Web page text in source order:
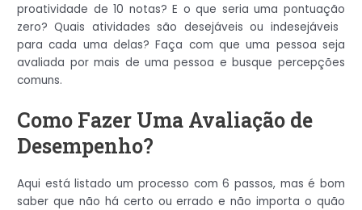
proatividade de 10 notas? E o que seria uma pontuação
zero? Quais atividades são desejáveis ​​ou indesejáveis ​​
para cada uma delas? Faça com que uma pessoa seja
avaliada por mais de uma pessoa e busque percepções
comuns.
Como Fazer Uma Avaliação de
Desempenho?
Aqui está listado um processo com 6 passos, mas é bom
saber que não há certo ou errado e não importa o quão